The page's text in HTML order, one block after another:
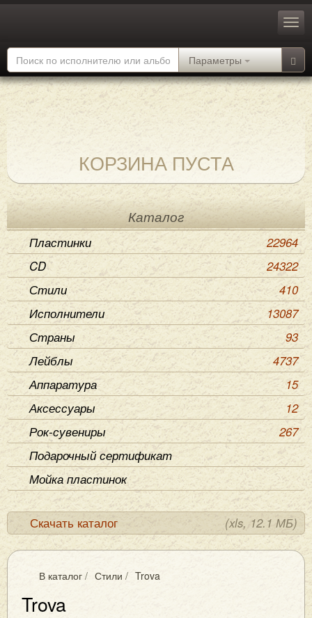
Параметры
КОРЗИНА ПУСТА
Каталог
Пластинки
22964
CD
24322
Стили
410
Исполнители
13087
Страны
93
Лейблы
4737
Аппаратура
15
Аксессуары
12
Рок-сувениры
267
Подарочный сертификат
Мойка пластинок
Скачать каталог (xls, 12.1 МБ)
В каталог / Стили / Trova
Trova